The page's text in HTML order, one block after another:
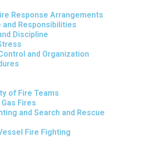
Response Arrangements
and Responsibilities
Discipline
and Organization
of Fire Teams
Fires
and Search and Rescue
Fire Fighting